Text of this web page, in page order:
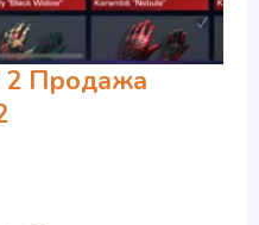
2 Продажа